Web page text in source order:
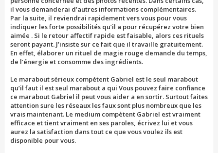
il vous demanderai d’autres informations complémentaires.
Par la suite, il reviendrai rapidement vers vous pour vous
indiquer les forte possibilités qu’il a pour récupérez votre bien
aimée . Si le retour affectif rapide est faisable, alors ces rituels
seront payant. J’insiste sur ce fait que il travaille gratuitement.
En effet, élaborer un rituel de magie rouge demande du temps,
de l’énergie et consomme des ingrédients.
Le marabout sérieux compétent Gabriel est le seul marabout
qu’il faut il est seul marabout a qui Vous pouvez faire confiance
ce marabout Gabriel il peut vous aider a en sortir. Surtout faites
attention sure les réseaux les faux sont plus nombreux que les
vrais maintenant. Le medium compètent Gabriel est vraiment
efficace et tient vraiment en ses paroles, écrivez lui et vous
aurez la satisfaction dans tout ce que vous voulez ils est
disponible pour vous.